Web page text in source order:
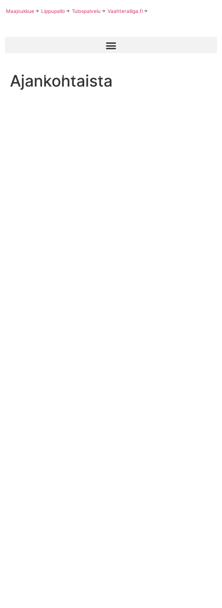
Maajoukkue Lippupallo Tulospalvelu Vaahteraliiga.fi
Ajankohtaista
Lotta Wulff jatkaa uraansa Midland